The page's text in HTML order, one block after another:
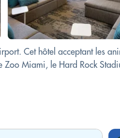
Cet hôtel acceptant les
Zoo Miami, le Hard Rock